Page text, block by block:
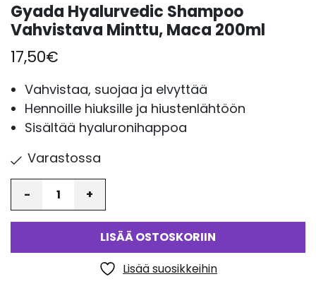
Gyada Hyalurvedic Shampoo
Vahvistava Minttu, Maca 200ml
17,50€
Vahvistaa, suojaa ja elvyttää
Hennoille hiuksille ja hiustenlähtöön
Sisältää hyaluronihappoa
Varastossa
LISÄÄ OSTOSKORIIN
Lisää suosikkeihin